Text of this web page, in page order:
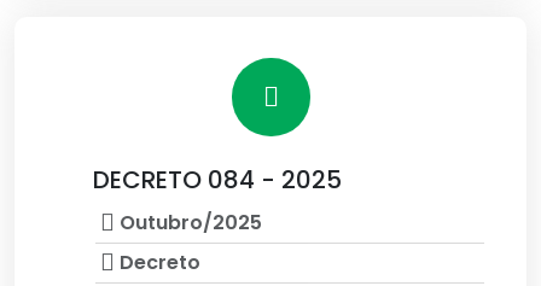
DECRETO 084 - 2025
Outubro/2025
Decreto